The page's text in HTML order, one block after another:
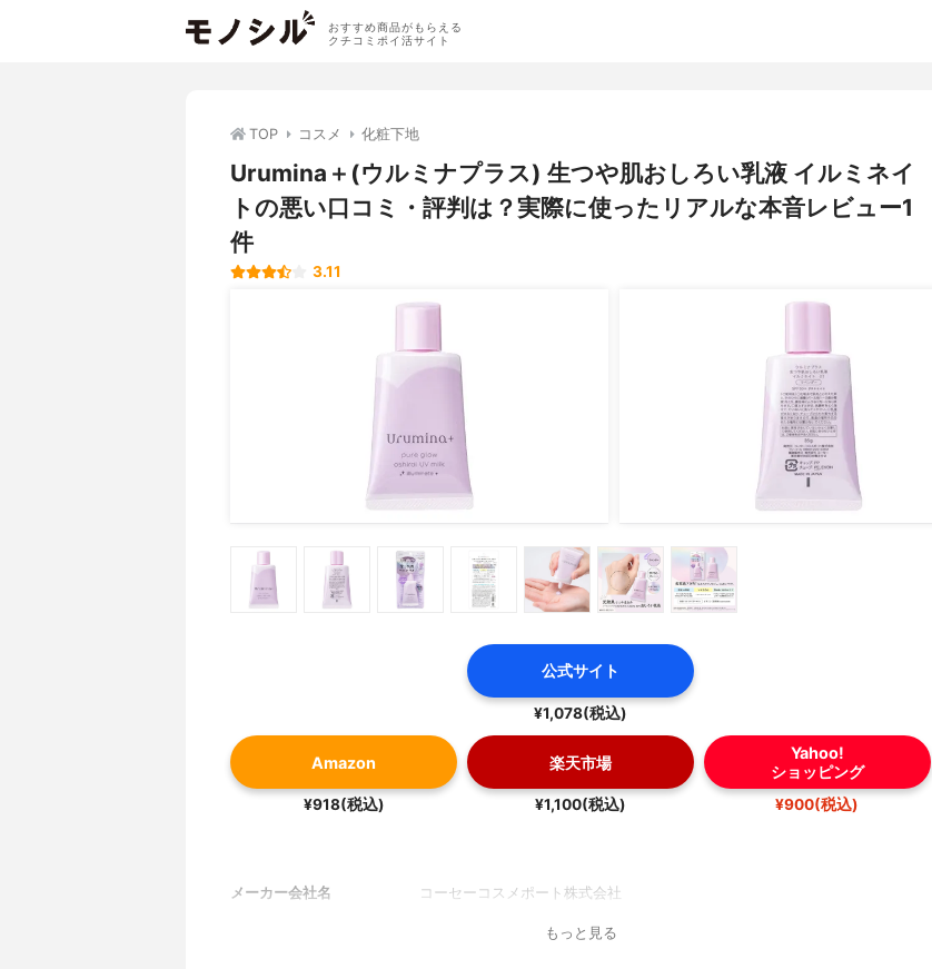
おすすめ商品がもらえる
クチコミポイ活サイト
TOP コスメ 化粧下地
Urumina＋(ウルミナプラス) 生つや肌おしろい乳液 イルミネイ
トの悪い口コミ・評判は？実際に使ったリアルな本音レビュー1
件
3.11
公式サイト
¥1,078(税込)
Amazon
¥918(税込)
楽天市場
¥1,100(税込)
Yahoo!
ショッピング
¥900(税込)
メーカー会社名 コーセーコスメポート株式会社
もっと見る